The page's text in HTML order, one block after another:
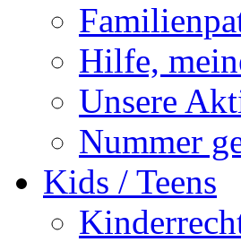
Hilfe,
Unsere
Nummer
Kids / Teens